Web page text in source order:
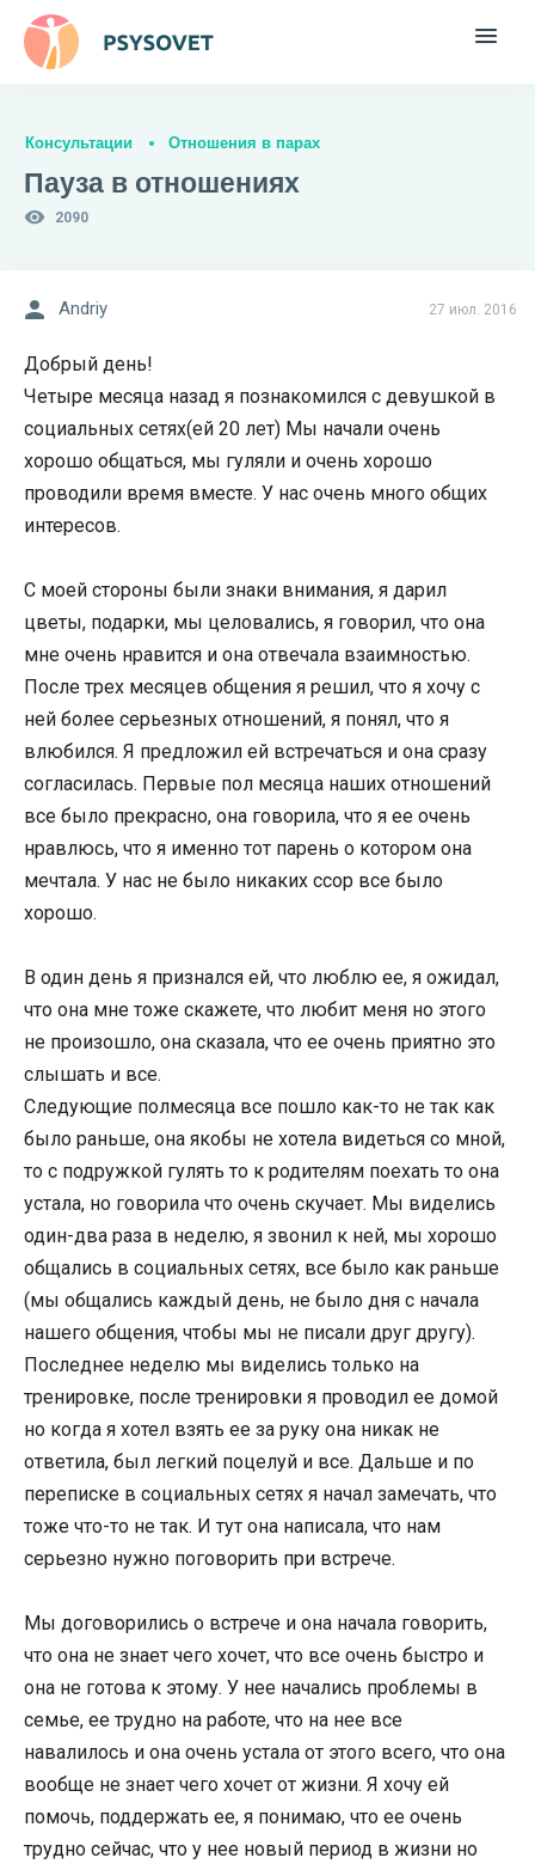
Консультации Отношения в парах
Пауза в отношениях
2090
27 июл. 2016
Andriy
Добрый день!
Четыре месяца назад я познакомился с девушкой в
социальных сетях(ей 20 лет) Мы начали очень
хорошо общаться, мы гуляли и очень хорошо
проводили время вместе. У нас очень много общих
интересов.
С моей стороны были знаки внимания, я дарил
цветы, подарки, мы целовались, я говорил, что она
мне очень нравится и она отвечала взаимностью.
После трех месяцев общения я решил, что я хочу с
ней более серьезных отношений, я понял, что я
влюбился. Я предложил ей встречаться и она сразу
согласилась. Первые пол месяца наших отношений
все было прекрасно, она говорила, что я ее очень
нравлюсь, что я именно тот парень о котором она
мечтала. У нас не было никаких ссор все было
хорошо.
В один день я признался ей, что люблю ее, я ожидал,
что она мне тоже скажете, что любит меня но этого
не произошло, она сказала, что ее очень приятно это
слышать и все.
Следующие полмесяца все пошло как-то не так как
было раньше, она якобы не хотела видеться со мной,
то с подружкой гулять то к родителям поехать то она
устала, но говорила что очень скучает. Мы виделись
один-два раза в неделю, я звонил к ней, мы хорошо
общались в социальных сетях, все было как раньше
(мы общались каждый день, не было дня с начала
нашего общения, чтобы мы не писали друг другу).
Последнее неделю мы виделись только на
тренировке, после тренировки я проводил ее домой
но когда я хотел взять ее за руку она никак не
ответила, был легкий поцелуй и все. Дальше и по
переписке в социальных сетях я начал замечать, что
тоже что-то не так. И тут она написала, что нам
серьезно нужно поговорить при встрече.
Мы договорились о встрече и она начала говорить,
что она не знает чего хочет, что все очень быстро и
она не готова к этому. У нее начались проблемы в
семье, ее трудно на работе, что на нее все
навалилось и она очень устала от этого всего, что она
вообще не знает чего хочет от жизни. Я хочу ей
помочь, поддержать ее, я понимаю, что ее очень
трудно сейчас, что у нее новый период в жизни но